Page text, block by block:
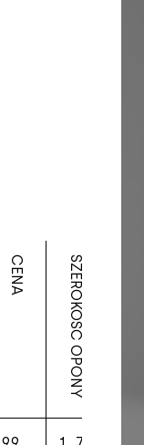
CENA SZEROKOŚĆ OPONY